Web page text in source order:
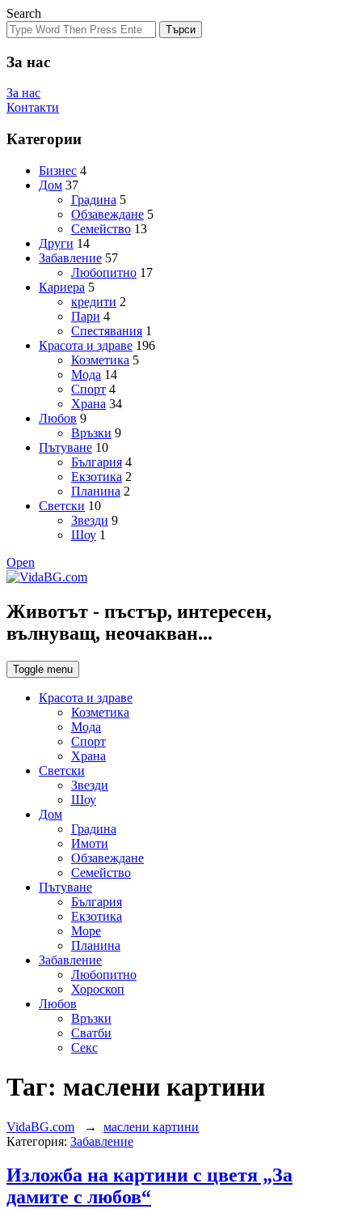
Search
Търси
За нас
За нас
Контакти
Категории
Бизнес 4
Дом 37
Градина 5
Обзавеждане 5
Семейство 13
Други 14
Забавление 57
Любопитно 17
Кариера 5
кредити 2
Пари 4
Спестявания 1
Красота и здраве 196
Козметика 5
Мода 14
Спорт 4
Храна 34
Любов 9
Връзки 9
Пътуване 10
България 4
Екзотика 2
Планина 2
Светски 10
Звезди 9
Шоу 1
Open
Животът - пъстър, интересен,
вълнуващ, неочакван...
Toggle menu
Красота и здраве
Козметика
Мода
Спорт
Храна
Светски
Звезди
Шоу
Дом
Градина
Имоти
Обзавеждане
Семейство
Пътуване
България
Екзотика
Море
Планина
Забавление
Любопитно
Хороскоп
Любов
Връзки
Сватби
Секс
Таг: маслени картини
VidaBG.com → маслени картини
Категория: Забавление
Изложба на картини с цветя „За
дамите с любов“